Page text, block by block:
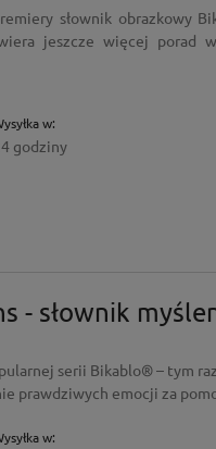
słownik obrazkowy
jeszcze więcej porad
w:
godziny
- słownik
serii Bikablo® – tym
prawdziwych emocji za
w: